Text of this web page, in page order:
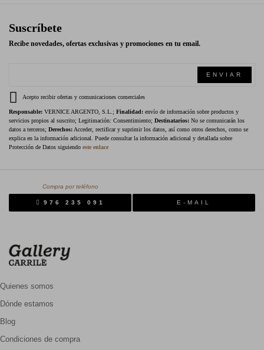
Suscríbete
Recibe novedades, ofertas exclusivas y promociones en tu email.
ENVIAR
Acepto recibir ofertas y comunicaciones comerciales
Responsable: VERNICE ARGENTO, S.L.; Finalidad: envío de información sobre productos y
servicios propios al suscrito; Legitimación: Consentimiento; Destinatarios: No se comunicarán los
datos a terceros; Derechos: Acceder, rectificar y suprimir los datos, así como otros derechos, como se
explica en la información adicional. Puede consultar la información adicional y detallada sobre
Protección de Datos siguiendo este enlace
Compra por teléfono
976 235 091 E-MAIL
Quienes somos
Dónde estamos
Blog
Condiciones de compra